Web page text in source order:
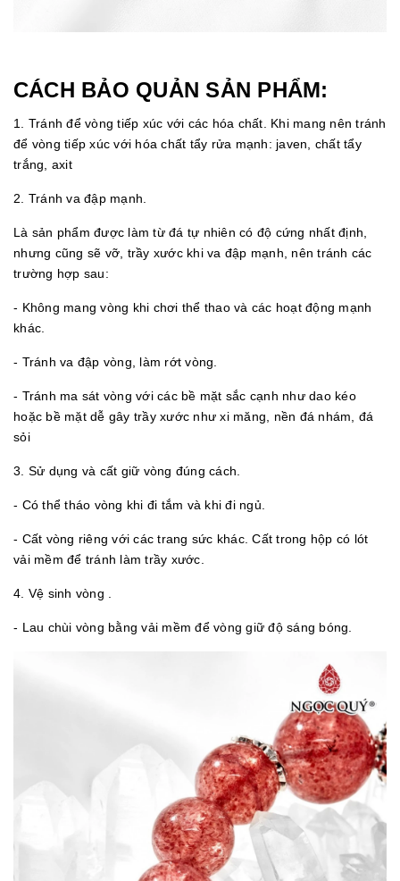
CÁCH BẢO QUẢN SẢN PHẨM:
1. Tránh để vòng tiếp xúc với các hóa chất. Khi mang nên tránh
để vòng tiếp xúc với hóa chất tẩy rửa mạnh: javen, chất tẩy
trắng, axit
2. Tránh va đập mạnh.
Là sản phẩm được làm từ đá tự nhiên có độ cứng nhất định,
nhưng cũng sẽ vỡ, trầy xước khi va đập mạnh, nên tránh các
trường hợp sau:
- Không mang vòng khi chơi thể thao và các hoạt động mạnh
khác.
- Tránh va đập vòng, làm rớt vòng.
- Tránh ma sát vòng với các bề mặt sắc cạnh như dao kéo
hoặc bề mặt dễ gây trầy xước như xi măng, nền đá nhám, đá
sỏi
3. Sử dụng và cất giữ vòng đúng cách.
- Có thể tháo vòng khi đi tắm và khi đi ngủ.
- Cất vòng riêng với các trang sức khác. Cất trong hộp có lót
vải mềm để tránh làm trầy xước.
4. Vệ sinh vòng .
- Lau chùi vòng bằng vải mềm để vòng giữ độ sáng bóng.